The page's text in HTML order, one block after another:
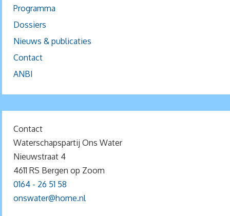
Programma
Dossiers
Nieuws & publicaties
Contact
ANBI
Contact
Waterschapspartij Ons Water
Nieuwstraat 4
4611 RS Bergen op Zoom
0164 - 26 51 58
onswater@home.nl